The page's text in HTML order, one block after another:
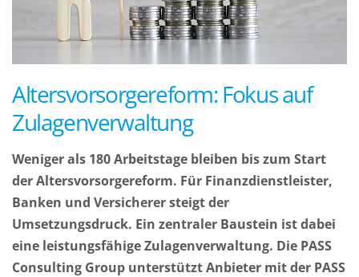
Altersvorsorgereform: Fokus auf
Zulagenverwaltung
Weniger als 180 Arbeitstage bleiben bis zum Start
der Altersvorsorgereform. Für Finanzdienstleister,
Banken und Versicherer steigt der
Umsetzungsdruck. Ein zentraler Baustein ist dabei
eine leistungsfähige Zulagenverwaltung. Die PASS
Consulting Group unterstützt Anbieter mit der PASS